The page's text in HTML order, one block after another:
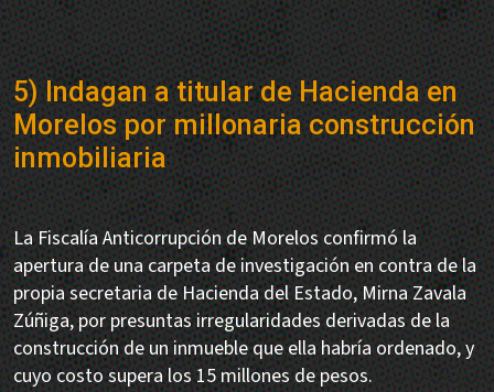
5) Indagan a titular de Hacienda en
Morelos por millonaria construcción
inmobiliaria
La Fiscalía Anticorrupción de Morelos confirmó la
apertura de una carpeta de investigación en contra de la
propia secretaria de Hacienda del Estado, Mirna Zavala
Zúñiga, por presuntas irregularidades derivadas de la
construcción de un inmueble que ella habría ordenado, y
cuyo costo supera los 15 millones de pesos.